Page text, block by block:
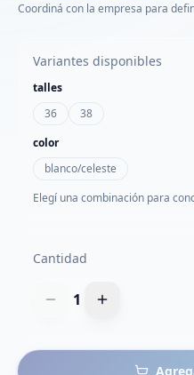
Coordiná con la empresa para
Variantes disponibles
talles
36
38
color
blanco/celeste
Elegí una combinación para
Cantidad
1